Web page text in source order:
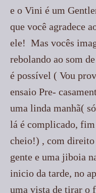
e o Vini é um
que você agradece
ele! Mas vocês
rebolando ao som
é possível ( Vou
ensaio Pre-
uma linda manhã(
lá é complicado,
cheio!) , com direito
gente e uma jiboia
inicio da tarde, no
uma vista de tirar o